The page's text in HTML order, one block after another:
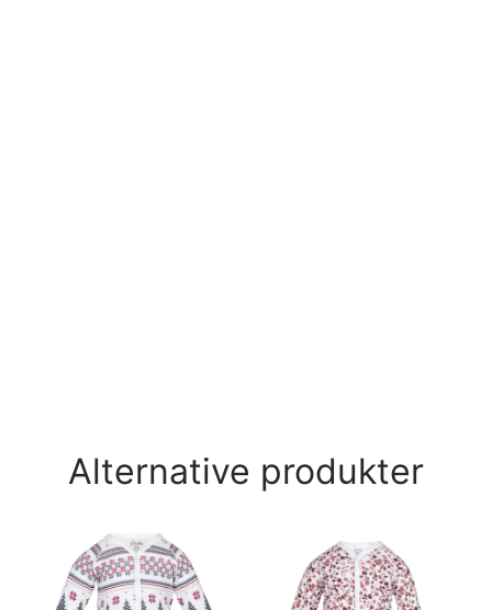
Alternative produkter